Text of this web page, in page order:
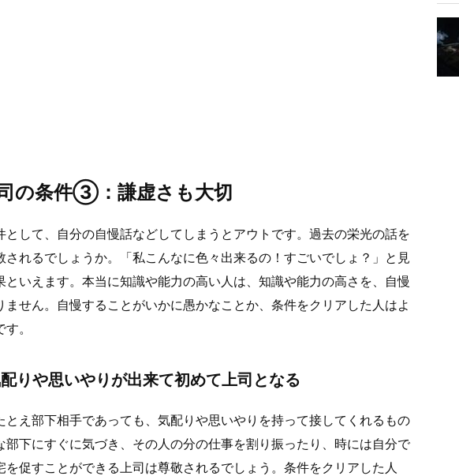
の条件③：謙虚さも大切
として、自分の自慢話などしてしまうとアウトです。過去の栄光の話を
されるでしょうか。「私こんなに色々出来るの！すごいでしょ？」と見
といえます。本当に知識や能力の高い人は、知識や能力の高さを、自慢
ません。自慢することがいかに愚かなことか、条件をクリアした人はよ
。
りや思いやりが出来て初めて上司となる
とえ部下相手であっても、気配りや思いやりを持って接してくれるもの
部下にすぐに気づき、その人の分の仕事を割り振ったり、時には自分で
を促すことができる上司は尊敬されるでしょう。条件をクリアした人